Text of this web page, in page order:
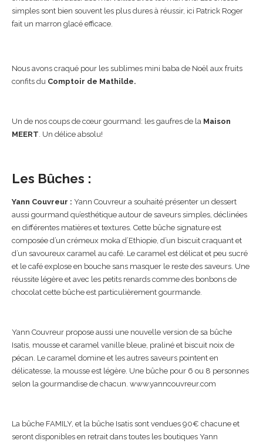
simples sont bien souvent les plus dures à réussir, ici Patrick Roger
fait un marron glacé efficace.
Nous avons craqué pour les sublimes mini baba de Noël aux fruits
confits du Comptoir de Mathilde.
Un de nos coups de cœur gourmand: les gaufres de la Maison
MEERT . Un délice absolu!
Les Bûches :
Yann Couvreur : Yann Couvreur a souhaité présenter un dessert
aussi gourmand qu’esthétique autour de saveurs simples, déclinées
en différentes matières et textures. Cette bûche signature est
composée d’un crémeux moka d’Ethiopie, d’un biscuit craquant et
d’un savoureux caramel au café. Le caramel est délicat et peu sucré
et le café explose en bouche sans masquer le reste des saveurs. Une
réussite légère et avec les petits renards comme des bonbons de
chocolat cette bûche est particulièrement gourmande.
Yann Couvreur propose aussi une nouvelle version de sa bûche
Isatis, mousse et caramel vanille bleue, praliné et biscuit noix de
pécan. Le caramel domine et les autres saveurs pointent en
délicatesse, la mousse est légère. Une bûche pour 6 ou 8 personnes
selon la gourmandise de chacun. www.yanncouvreur.com
La bûche FAMILY, et la bûche Isatis sont vendues 90€ chacune et
seront disponibles en retrait dans toutes les boutiques Yann